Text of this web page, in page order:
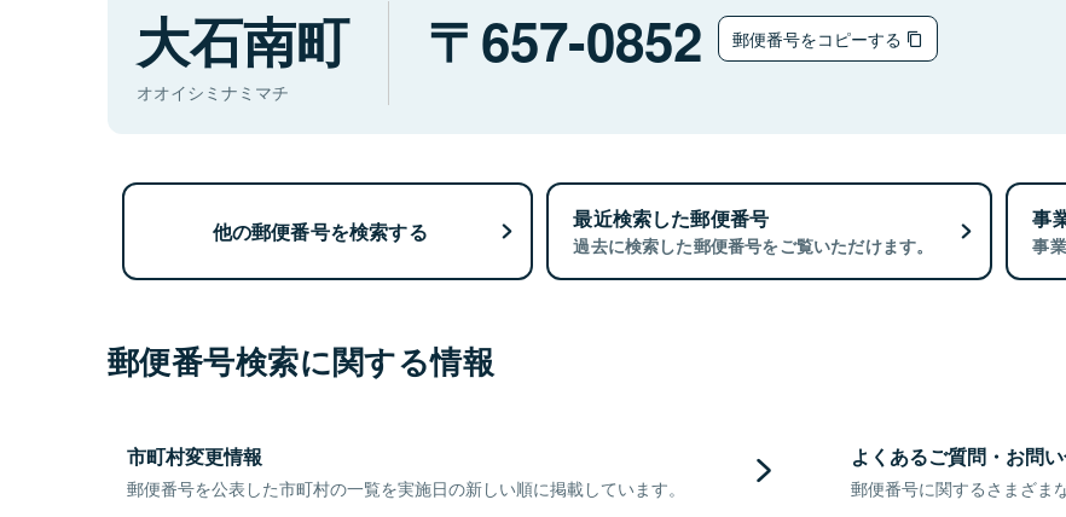
大石南町
オオイシミナミマチ
657-0852 郵便番号をコピーする
他の郵便番号を検索する 最近検索した郵便番号
過去に検索した郵便番号をご覧いただけます。
事
事
郵便番号検索に関する情報
市町村変更情報
郵便番号を公表した市町村の一覧を実施日の新しい順に掲載しています。
よくあるご質問・お問
郵便番号に関するさまざま